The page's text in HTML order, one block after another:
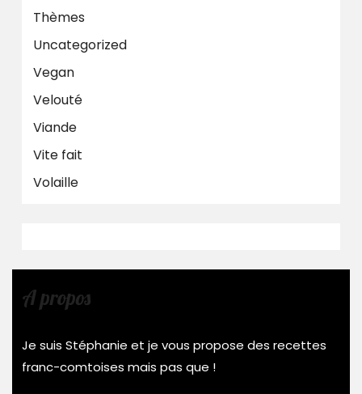
Thèmes
Uncategorized
Vegan
Velouté
Viande
Vite fait
Volaille
A propos
Je suis Stéphanie et je vous propose des recettes
franc-comtoises mais pas que !